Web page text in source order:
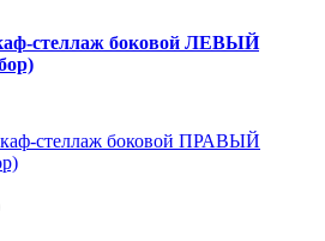
стеллаж боковой ЛЕВЫЙ